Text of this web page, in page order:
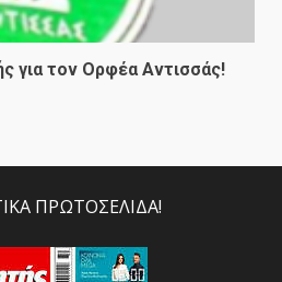
για τον Ορφέα Αντισσάς!
ΠΡΩΤΟΣΕΛΙΔΑ!